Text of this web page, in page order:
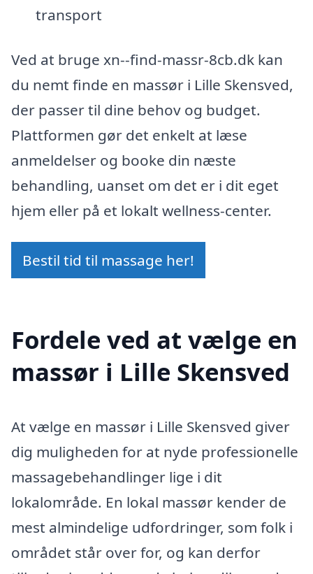
transport
Ved at bruge xn--find-massr-8cb.dk kan
du nemt finde en massør i Lille Skensved,
der passer til dine behov og budget.
Plattformen gør det enkelt at læse
anmeldelser og booke din næste
behandling, uanset om det er i dit eget
hjem eller på et lokalt wellness-center.
Bestil tid til massage her!
Fordele ved at vælge en
massør i Lille Skensved
At vælge en massør i Lille Skensved giver
dig muligheden for at nyde professionelle
massagebehandlinger lige i dit
lokalområde. En lokal massør kender de
mest almindelige udfordringer, som folk i
området står over for, og kan derfor